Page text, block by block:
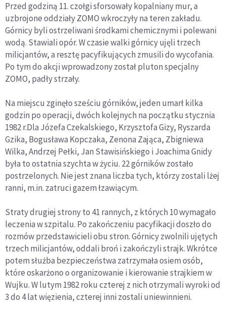
Przed godziną 11. czołgi sforsowały kopalniany mur, a
uzbrojone oddziały ZOMO wkroczyły na teren zakładu.
Górnicy byli ostrzeliwani środkami chemicznymi i polewani
wodą. Stawiali opór. W czasie walki górnicy ujęli trzech
milicjantów, a resztę pacyfikujących zmusili do wycofania.
Po tym do akcji wprowadzony został pluton specjalny
ZOMO, padły strzały.
Na miejscu zginęło sześciu górników, jeden umarł kilka
godzin po operacji, dwóch kolejnych na początku stycznia
1982 r.Dla Józefa Czekalskiego, Krzysztofa Gizy, Ryszarda
Gzika, Bogusława Kopczaka, Zenona Zająca, Zbigniewa
Wilka, Andrzej Pełki, Jan Stawisińskiego i Joachima Gnidy
była to ostatnia szychta w życiu. 22 górników zostało
postrzelonych. Nie jest znana liczba tych, którzy zostali lżej
ranni, m.in. zatruci gazem łzawiącym.
Straty drugiej strony to 41 rannych, z których 10 wymagało
leczenia w szpitalu. Po zakończeniu pacyfikacji doszło do
rozmów przedstawicieli obu stron. Górnicy zwolnili ujętych
trzech milicjantów, oddali broń i zakończyli strajk. Wkrótce
potem służba bezpieczeństwa zatrzymała osiem osób,
które oskarżono o organizowanie i kierowanie strajkiem w
Wujku. W lutym 1982 roku czterej z nich otrzymali wyroki od
3 do 4 lat więzienia, czterej inni zostali uniewinnieni.